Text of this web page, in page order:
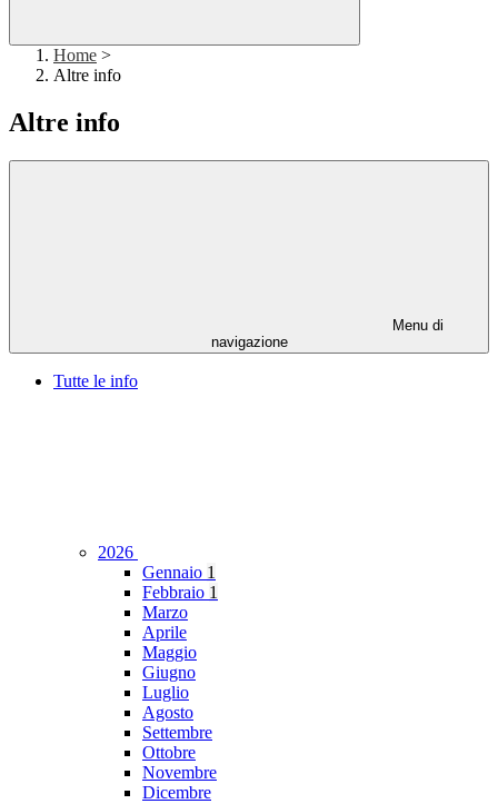
Home >
Altre info
Altre info
Menu di
navigazione
Tutte le info
2026
Gennaio 1
Febbraio 1
Marzo
Aprile
Maggio
Giugno
Luglio
Agosto
Settembre
Ottobre
Novembre
Dicembre